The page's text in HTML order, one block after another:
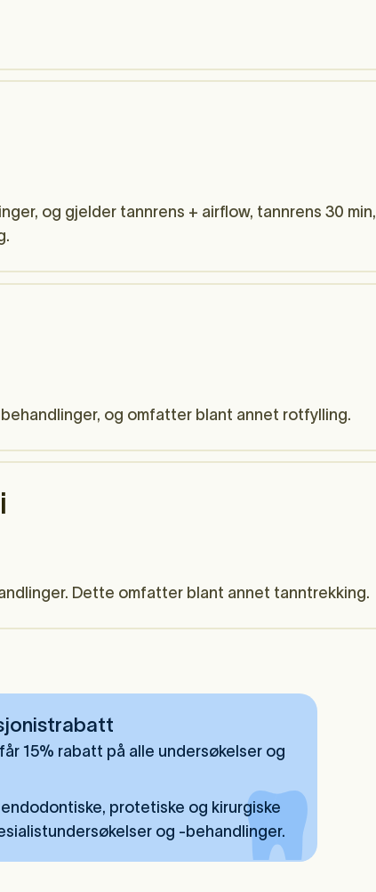
og gjelder tannrens + airflow, tannrens 30 min,
og omfatter blant annet rotfylling.
Dette omfatter blant annet tanntrekking.
15% rabatt på alle undersøkelser og
protetiske og kirurgiske
og -behandlinger.